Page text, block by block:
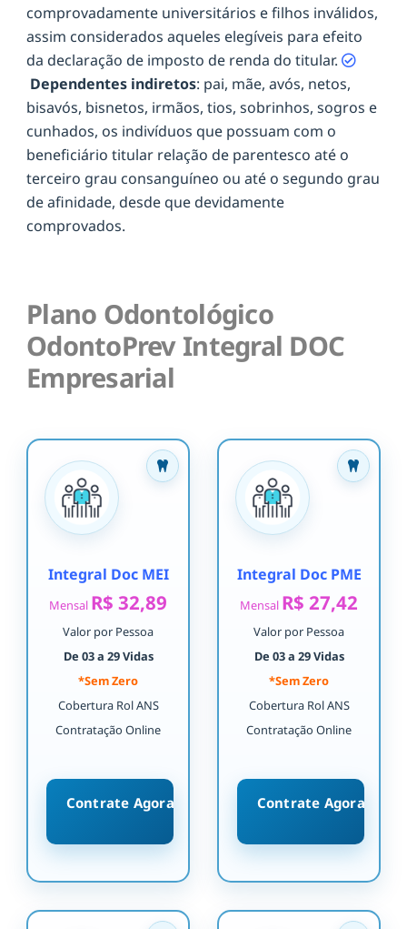
comprovadamente universitários e filhos inválidos,
assim considerados aqueles elegíveis para efeito
da declaração de imposto de renda do titular.
Dependentes indiretos: pai, mãe, avós, netos,
bisavós, bisnetos, irmãos, tios, sobrinhos, sogros e
cunhados, os indivíduos que possuam com o
beneficiário titular relação de parentesco até o
terceiro grau consanguíneo ou até o segundo grau
de afinidade, desde que devidamente
comprovados.
Plano Odontológico
OdontoPrev Integral DOC
Empresarial
Integral Doc MEI
Mensal R$ 32,89
Valor por Pessoa
De 03 a 29 Vidas
*Sem Zero
Cobertura Rol ANS
Contratação Online
Contrate Agora
Integral Doc PME
Mensal R$ 27,42
Valor por Pessoa
De 03 a 29 Vidas
*Sem Zero
Cobertura Rol ANS
Contratação Online
Contrate Agora